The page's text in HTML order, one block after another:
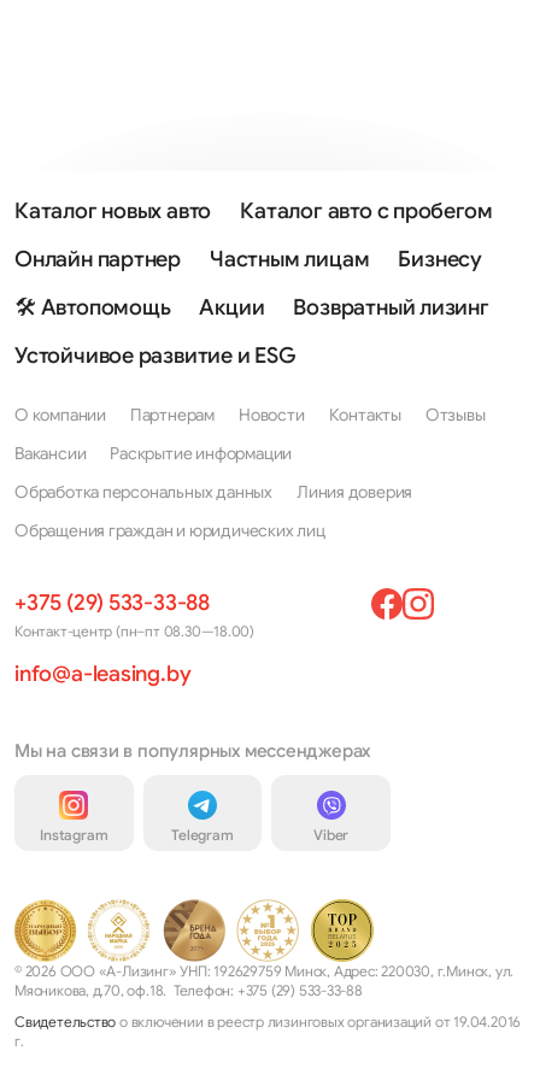
Каталог новых авто
Каталог авто с пробегом
Онлайн партнер
Частным лицам
Бизнесу
🛠 Автопомощь
Акции
Возвратный лизинг
Устойчивое развитие и ESG
О компании Партнерам Новости Контакты
Отзывы
Вакансии
Раскрытие информации
Обработка персональных данных
Линия доверия
Обращения граждан и юридических лиц
+375 (29) 533-33-88
Контакт-центр (пн–пт 08.30—18.00)
info@a-leasing.by
Мы на связи в популярных мессенджерах
Instagram Telegram Viber
© 2026 ООО «А-Лизинг» УНП: 192629759 Минск, Адрес: 220030, г.Минск, ул.
Мясникова, д.70, оф.18. Телефон: +375 (29) 533-33-88
Свидетельство о включении в реестр лизинговых организаций от 19.04.2016
г.